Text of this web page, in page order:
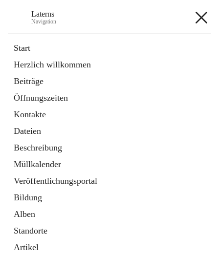
Laterns
Navigation
Start
Herzlich willkommen
Beiträge
Öffnungszeiten
Kontakte
Dateien
Beschreibung
Müllkalender
Veröffentlichungsportal
Bildung
Alben
Standorte
Artikel
11 Schnellzugriffe
Soziales
1 Schnellzugriff